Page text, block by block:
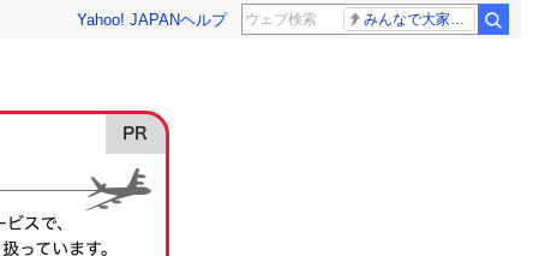
Yahoo! JAPANヘルプ みんなで大家さん 2881億円